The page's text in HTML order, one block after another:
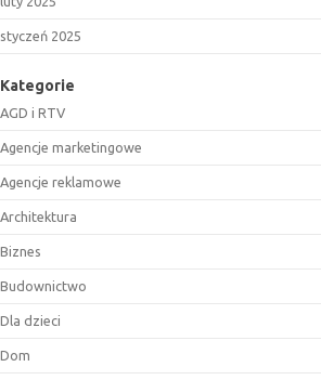
styczeń 2025
Kategorie
AGD i RTV
Agencje marketingowe
Agencje reklamowe
Architektura
Biznes
Budownictwo
Dla dzieci
Dom